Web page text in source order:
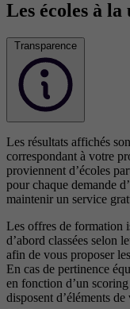
Les écoles à la
Transparence
Les résultats affichés
correspondant à votre
proviennent d’écoles
pour chaque demande
maintenir un service
Les offres de formation
d’abord classées selon
afin de vous proposer
En cas de pertinence
en fonction d’un
disposent d’éléments